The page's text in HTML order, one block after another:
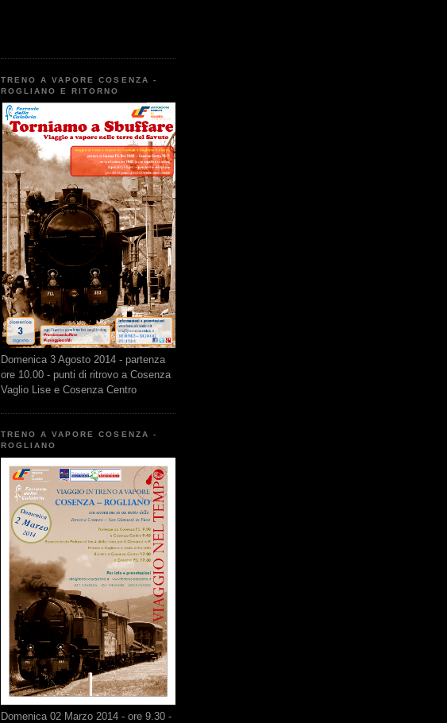
TRENO A VAPORE COSENZA -
ROGLIANO E RITORNO
Domenica 3 Agosto 2014 - partenza
ore 10.00 - punti di ritrovo a Cosenza
Vaglio Lise e Cosenza Centro
TRENO A VAPORE COSENZA -
ROGLIANO
Domenica 02 Marzo 2014 - ore 9.30 -